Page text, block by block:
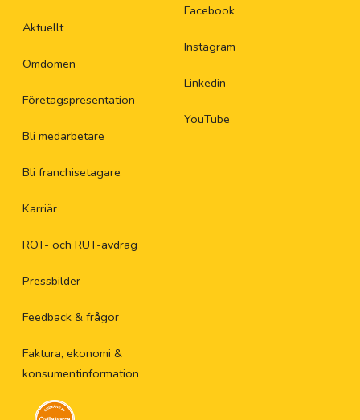
Aktuellt
Omdömen
Företagspresentation
Bli medarbetare
Bli franchisetagare
Karriär
ROT- och RUT-avdrag
Pressbilder
Feedback & frågor
Faktura, ekonomi &
konsumentinformation
Facebook
Instagram
Linkedin
YouTube